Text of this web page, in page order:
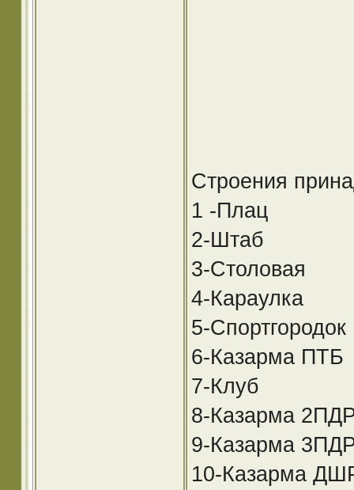
Строения
1 -Плац
2-Штаб
3-Столовая
4-Караулка
5-Спортгородок
6-Казарма ПТБ
7-Клуб
8-Казарма
9-Казарма
10-Казарма